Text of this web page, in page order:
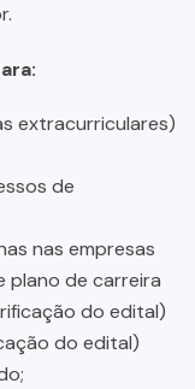
extracurriculares)
de
nas empresas
plano de carreira
do edital)
do edital)